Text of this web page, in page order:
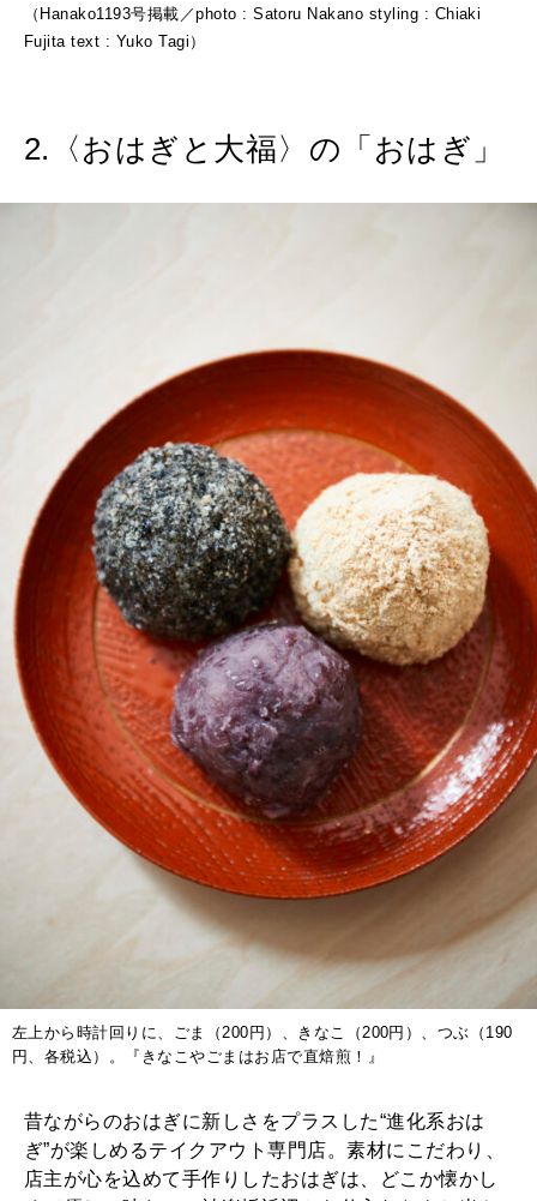
（Hanako1193号掲載／photo : Satoru Nakano styling : Chiaki
Fujita text : Yuko Tagi）
2.〈おはぎと大福〉の「おはぎ」
左上から時計回りに、ごま（200円）、きなこ（200円）、つぶ（190
円、各税込）。『きなこやごまはお店で直焙煎！』
昔ながらのおはぎに新しさをプラスした“進化系おは
ぎ”が楽しめるテイクアウト専門店。素材にこだわり、
店主が心を込めて手作りしたおはぎは、どこか懐かし